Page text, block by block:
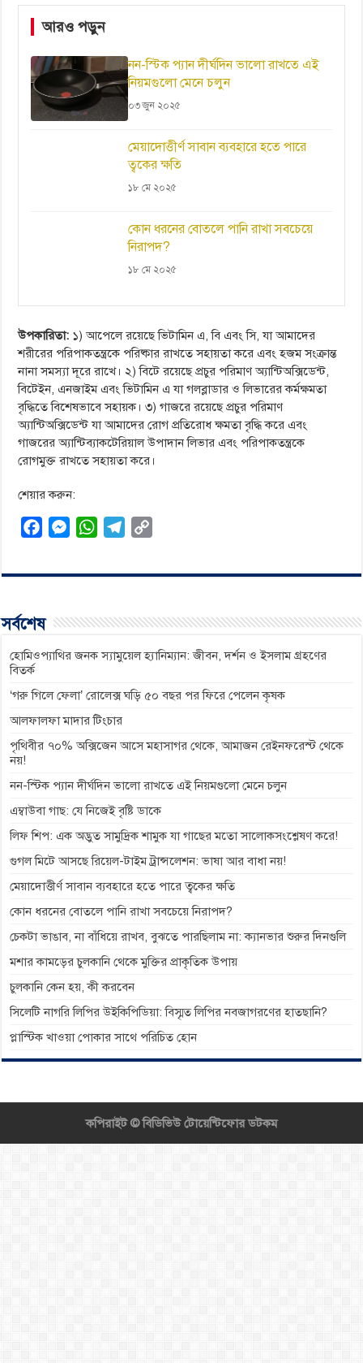
আরও পড়ুন
নন-স্টিক প্যান দীর্ঘদিন ভালো রাখতে এই
নিয়মগুলো মেনে চলুন
০৩ জুন ২০২৫
মেয়াদোত্তীর্ণ সাবান ব্যবহারে হতে পারে
ত্বকের ক্ষতি
১৮ মে ২০২৫
কোন ধরনের বোতলে পানি রাখা সবচেয়ে
নিরাপদ?
১৮ মে ২০২৫
উপকারিতা: ১) আপেলে রয়েছে ভিটামিন এ, বি এবং সি, যা আমাদের
শরীরের পরিপাকতন্ত্রকে পরিষ্কার রাখতে সহায়তা করে এবং হজম সংক্রান্ত
নানা সমস্যা দূরে রাখে। ২) বিটে রয়েছে প্রচুর পরিমাণ অ্যান্টিঅক্সিডেন্ট,
বিটেইন, এনজাইম এবং ভিটামিন এ যা গলব্লাডার ও লিভারের কর্মক্ষমতা
বৃদ্ধিতে বিশেষভাবে সহায়ক। ৩) গাজরে রয়েছে প্রচুর পরিমাণ
অ্যান্টিঅক্সিডেন্ট যা আমাদের রোগ প্রতিরোধ ক্ষমতা বৃদ্ধি করে এবং
গাজরের অ্যান্টিব্যাকটেরিয়াল উপাদান লিভার এবং পরিপাকতন্ত্রকে
রোগমুক্ত রাখতে সহায়তা করে।
শেয়ার করুন:
o
o
M
n
g
r
W
A
p
r
a
i
n
সর্বশেষ
হোমিওপ্যাথির জনক স্যামুয়েল হ্যানিম্যান: জীবন, দর্শন ও ইসলাম গ্রহণের
বিতর্ক
‘গরু গিলে ফেলা’ রোলেক্স ঘড়ি ৫০ বছর পর ফিরে পেলেন কৃষক
আলফালফা মাদার টিংচার
পৃথিবীর ৭০% অক্সিজেন আসে মহাসাগর থেকে, আমাজন রেইনফরেস্ট থেকে
নয়!
নন-স্টিক প্যান দীর্ঘদিন ভালো রাখতে এই নিয়মগুলো মেনে চলুন
এম্বাউবা গাছ: যে নিজেই বৃষ্টি ডাকে
লিফ শিপ: এক অদ্ভুত সামুদ্রিক শামুক যা গাছের মতো সালোকসংশ্লেষণ করে!
গুগল মিটে আসছে রিয়েল-টাইম ট্রান্সলেশন: ভাষা আর বাধা নয়!
মেয়াদোত্তীর্ণ সাবান ব্যবহারে হতে পারে ত্বকের ক্ষতি
কোন ধরনের বোতলে পানি রাখা সবচেয়ে নিরাপদ?
চেকটা ভাঙাব, না বাঁধিয়ে রাখব, বুঝতে পারছিলাম না: ক্যানভার শুরুর দিনগুলি
মশার কামড়ের চুলকানি থেকে মুক্তির প্রাকৃতিক উপায়
চুলকানি কেন হয়, কী করবেন
সিলেটি নাগরি লিপির উইকিপিডিয়া: বিস্মৃত লিপির নবজাগরণের হাতছানি?
প্লাস্টিক খাওয়া পোকার সাথে পরিচিত হোন
কপিরাইট ©বিডিভিউ টোয়েন্টিফোর ডটকম